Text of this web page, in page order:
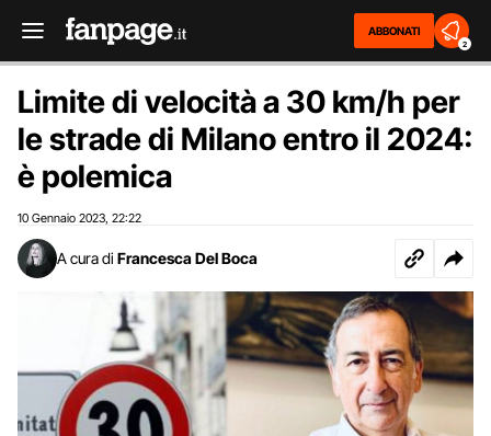
ABBONATI
2
Limite di velocità a 30 km/h per
le strade di Milano entro il 2024:
è polemica
10 Gennaio 2023 22:22
A cura di Francesca Del Boca